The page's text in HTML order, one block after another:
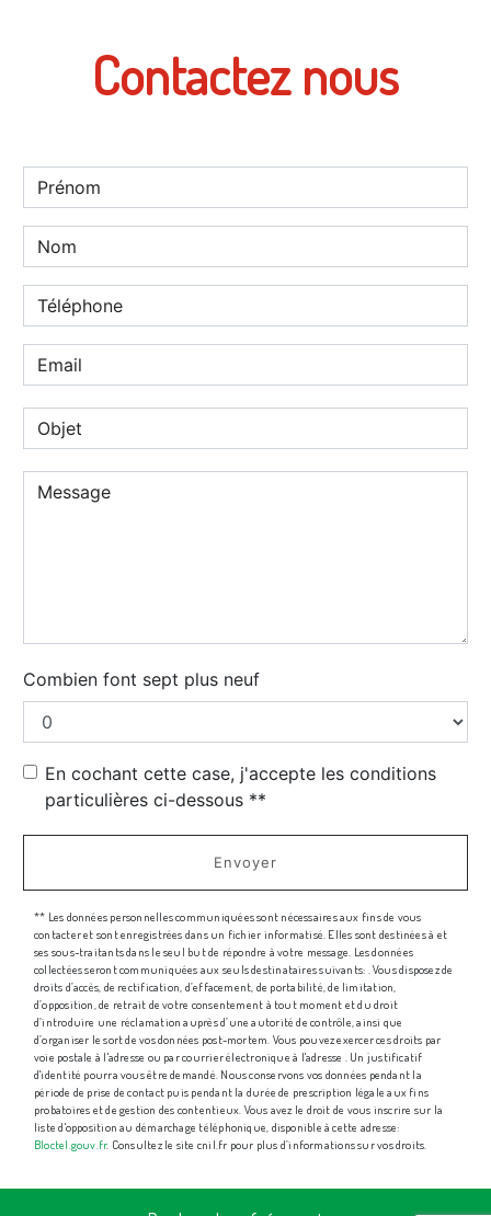
Contactez nous
Combien font sept plus neuf
En cochant cette case, j'accepte les conditions
particulières ci-dessous **
Envoyer
** Les données personnelles communiquées sont nécessaires aux fins de vous
contacter et sont enregistrées dans un fichier informatisé. Elles sont destinées à et
ses sous-traitants dans le seul but de répondre à votre message. Les données
collectées seront communiquées aux seuls destinataires suivants: . Vous disposez de
droits d’accès, de rectification, d’effacement, de portabilité, de limitation,
d’opposition, de retrait de votre consentement à tout moment et du droit
d’introduire une réclamation auprès d’une autorité de contrôle, ainsi que
d’organiser le sort de vos données post-mortem. Vous pouvez exercer ces droits par
voie postale à l'adresse ou par courrier électronique à l'adresse . Un justificatif
d'identité pourra vous être demandé. Nous conservons vos données pendant la
période de prise de contact puis pendant la durée de prescription légale aux fins
probatoires et de gestion des contentieux. Vous avez le droit de vous inscrire sur la
liste d'opposition au démarchage téléphonique, disponible à cette adresse:
Bloctel.gouv.fr. Consultez le site cnil.fr pour plus d’informations sur vos droits.